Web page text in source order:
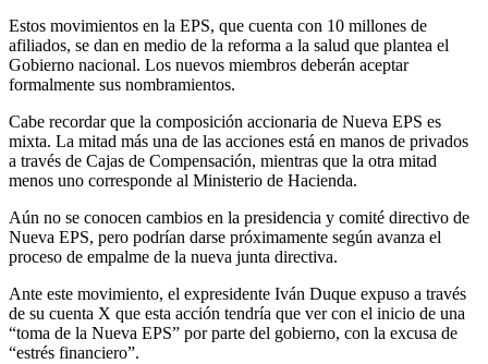
Estos movimientos en la EPS, que cuenta con 10 millones de
afiliados, se dan en medio de la reforma a la salud que plantea el
Gobierno nacional. Los nuevos miembros deberán aceptar
formalmente sus nombramientos.
Cabe recordar que la composición accionaria de Nueva EPS es
mixta. La mitad más una de las acciones está en manos de privados
a través de Cajas de Compensación, mientras que la otra mitad
menos uno corresponde al Ministerio de Hacienda.
Aún no se conocen cambios en la presidencia y comité directivo de
Nueva EPS, pero podrían darse próximamente según avanza el
proceso de empalme de la nueva junta directiva.
Ante este movimiento, el expresidente Iván Duque expuso a través
de su cuenta X que esta acción tendría que ver con el inicio de una
“toma de la Nueva EPS” por parte del gobierno, con la excusa de
“estrés financiero”.